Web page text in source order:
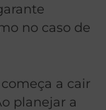
no caso de
a cair
planejar a